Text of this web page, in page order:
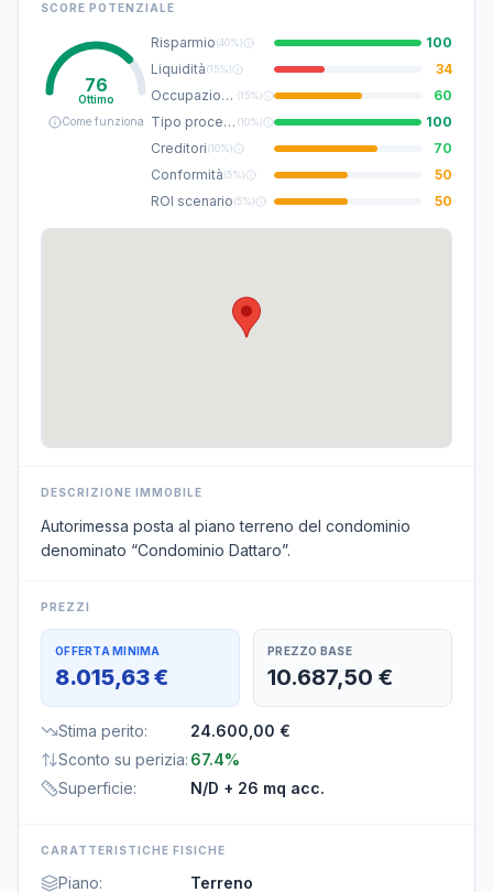
SCORE POTENZIALE
76
Ottimo
Come funziona
Risparmio(40%)
100
Liquidità(15%)
34
Occupazione (15%)
60
Tipo procedura (10%)
100
Creditori(10%)
70
Conformità(5%)
50
ROI scenario(5%) 50
DESCRIZIONE IMMOBILE
Autorimessa posta al piano terreno del condominio
denominato “Condominio Dattaro”.
PREZZI
OFFERTA MINIMA
8.015,63 €
PREZZO BASE
10.687,50 €
Stima perito:
24.600,00 €
Sconto su perizia: 67.4%
Superficie: N/D + 26 mq acc.
CARATTERISTICHE FISICHE
Piano:
Terreno